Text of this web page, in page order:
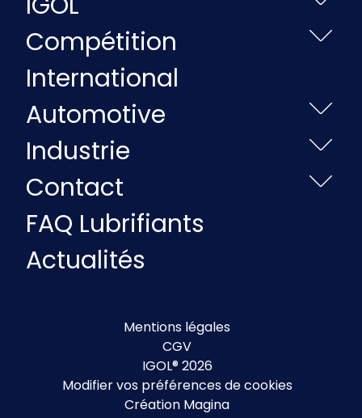
Compétition
International
Automotive
Industrie
Contact
FAQ Lubrifiants
Actualités
Mentions légales
CGV
IGOL® 2026
Modifier vos préférences de cookies
Création Magina